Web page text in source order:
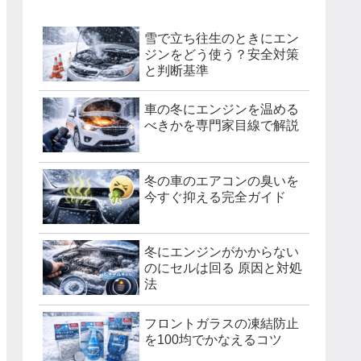
雪で立ち往生のときにエン
ジンをどう使う？安全対策
と判断基準
車の冬にエンジンを温める
べきかを専門家目線で解説
冬の車のエアコンの臭いを
今すぐ抑える完全ガイド
冬にエンジンがかからない
のにセルは回る 原因と対処
法
フロントガラスの凍結防止
を100均でかなえるコツ